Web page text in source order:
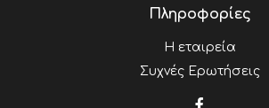
Πληροφορίες
Η εταιρεία
Συχνές Ερωτήσεις